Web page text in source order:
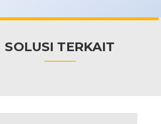
SOLUSI TERKAIT